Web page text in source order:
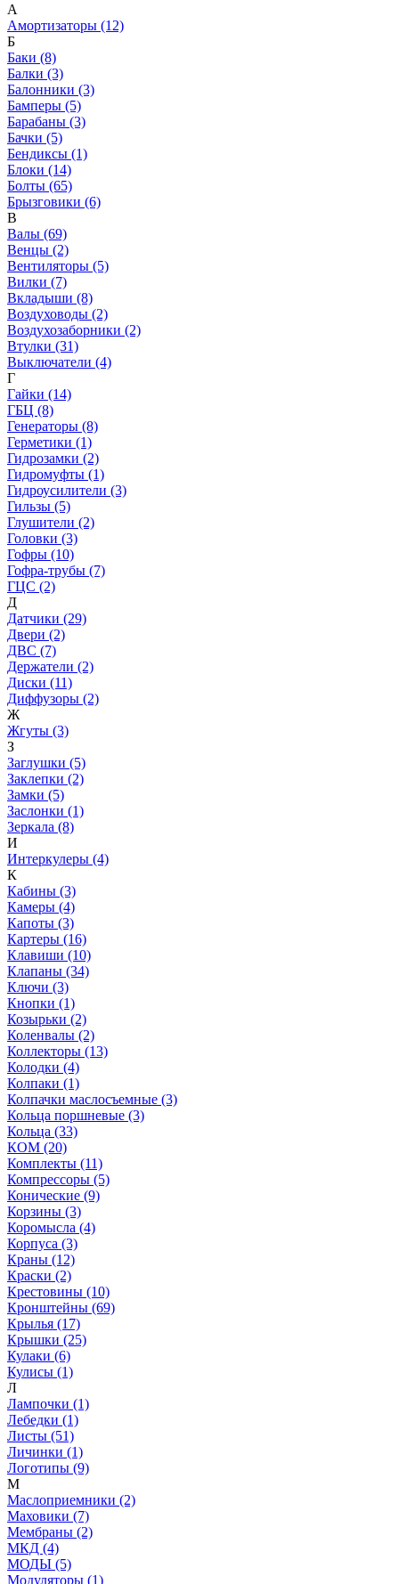
А
Амортизаторы (12)
Б
Баки (8)
Балки (3)
Балонники (3)
Бамперы (5)
Барабаны (3)
Бачки (5)
Бендиксы (1)
Блоки (14)
Болты (65)
Брызговики (6)
В
Валы (69)
Венцы (2)
Вентиляторы (5)
Вилки (7)
Вкладыши (8)
Воздуховоды (2)
Воздухозаборники (2)
Втулки (31)
Выключатели (4)
Г
Гайки (14)
ГБЦ (8)
Генераторы (8)
Герметики (1)
Гидрозамки (2)
Гидромуфты (1)
Гидроусилители (3)
Гильзы (5)
Глушители (2)
Головки (3)
Гофры (10)
Гофра-трубы (7)
ГЦС (2)
Д
Датчики (29)
Двери (2)
ДВС (7)
Держатели (2)
Диски (11)
Диффузоры (2)
Ж
Жгуты (3)
З
Заглушки (5)
Заклепки (2)
Замки (5)
Заслонки (1)
Зеркала (8)
И
Интеркулеры (4)
К
Кабины (3)
Камеры (4)
Капоты (3)
Картеры (16)
Клавиши (10)
Клапаны (34)
Ключи (3)
Кнопки (1)
Козырьки (2)
Коленвалы (2)
Коллекторы (13)
Колодки (4)
Колпаки (1)
Колпачки маслосъемные (3)
Кольца поршневые (3)
Кольца (33)
КОМ (20)
Комплекты (11)
Компрессоры (5)
Конические (9)
Корзины (3)
Коромысла (4)
Корпуса (3)
Краны (12)
Краски (2)
Крестовины (10)
Кронштейны (69)
Крылья (17)
Крышки (25)
Кулаки (6)
Кулисы (1)
Л
Лампочки (1)
Лебедки (1)
Листы (51)
Личинки (1)
Логотипы (9)
М
Маслоприемники (2)
Маховики (7)
Мембраны (2)
МКД (4)
МОДЫ (5)
Модуляторы (1)